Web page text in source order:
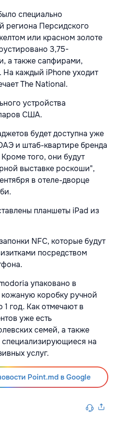
специально
региона Персидского
или красном золоте
3,75-
а также сапфирами,
каждый iPhone уходит
The National.
устройства
США.
будет доступна уже
и штаб-квартире бренда
того, они будут
выставке роскоши",
в отеле-дворце
планшеты iPad из
NFC, которые будут
посредством
упаковано в
коробку ручной
год. Как отмечают в
уже есть
семей, а также
на
услуг.
Point.md в Google